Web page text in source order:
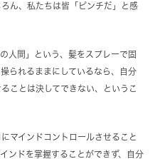
ん、私たちは皆「ピンチだ」と感
人間」という、髪をスプレーで固
られるままにしているなら、自分
ことは決してできない、というこ
マインドコントロールさせること
ンドを掌握することができず、自分